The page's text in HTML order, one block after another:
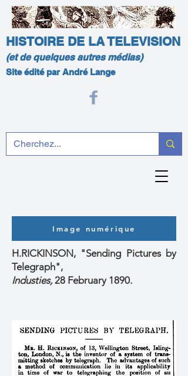
HISTOIRE DE LA TELEVISION
(et de quelques autres médias)
Site édité par André Lange
Image numérique
H.RICKINSON, "Sending Pictures by
Telegraph",
Industies, 28 February 1890.